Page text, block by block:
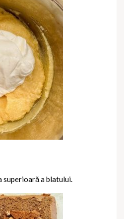
superioară a blatului.